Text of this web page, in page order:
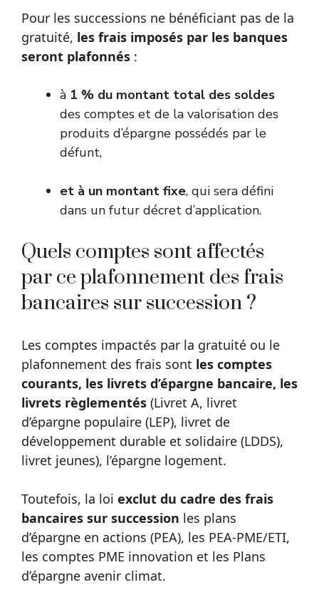
Pour les successions ne bénéficiant pas de la
gratuité, les frais imposés par les banques
seront plafonnés :
à 1 % du montant total des soldes
des comptes et de la valorisation des
produits d’épargne possédés par le
défunt,
et à un montant fixe, qui sera défini
dans un futur décret d’application.
Quels comptes sont affectés
par ce plafonnement des frais
bancaires sur succession ?
Les comptes impactés par la gratuité ou le
plafonnement des frais sont les comptes
courants, les livrets d’épargne bancaire, les
livrets règlementés (Livret A, livret
d’épargne populaire (LEP), livret de
développement durable et solidaire (LDDS),
livret jeunes), l’épargne logement.
Toutefois, la loi exclut du cadre des frais
bancaires sur succession les plans
d’épargne en actions (PEA), les PEA-PME/ETI,
les comptes PME innovation et les Plans
d’épargne avenir climat.